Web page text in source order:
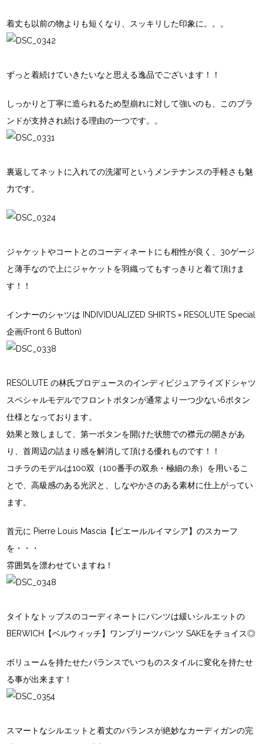
着丈も以前の物よりも短くなり、スッキリした印象に。。。
ずっと着続けていきたいなと思える逸品でございます！！
しっかりと丁寧に造られるため型崩れに対して強いのも、このブラ
ンドが支持され続ける理由の一つです。。
裏返してネットに入れての洗濯可というメンテナンスの手軽さも魅
力です。
ジャケットやコートとのコーディネートにも相性が良く、30ゲージ
と薄手なので上にジャケットを羽織ってもすっきりと着て頂けま
す！！
インナーのシャツは
INDIVIDUALIZED SHIRTS × RESOLUTE Special
企画(Front 6 Button)
RESOLUTE の林氏プロデュースのインディビジュアライズドシャツ
スペシャルモデルでフロントボタンが通常より一つ少ない6ボタン
仕様となっております。
効果と致しまして、第一ボタンを開けた状態での襟元の開きがあ
り、首周辺の詰まり感を解消して頂ける優れものです！！
コチラのモデルは100双（100番手の双糸・極細の糸）を用いるこ
とで、高級感のある光沢と、しなやかさのある素材に仕上がってい
ます。
首元に Pierre Louis Mascia【ピエールルイマシア】のスカーフ
を・・・
雰囲気を漂わせていますね！
タイトなトップスのコーディネートにパンツは緩いシルエットの
BERWICH【ベルウィッチ】 ワンプリーツパンツ SAKEをチョイス◎
ボリュームを持たせたバランスでいつものスタイルに変化を持たせ
る事が出来ます！
スマートなシルエットと着丈のバランスが絶妙なカーディガンの完